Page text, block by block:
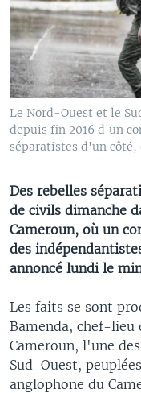
Le Nord-Ouest et le
depuis fin 2016 d'un
séparatistes d'un
Des rebelles
de civils dimanche
Cameroun, où un
des
annoncé lundi le
Les faits se sont
Bamenda, chef-lieu
Cameroun, l'une
Sud-Ouest,
anglophone du